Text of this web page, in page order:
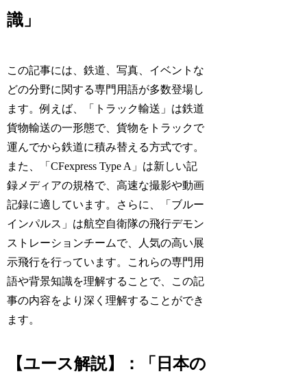
識」
この記事には、鉄道、写真、イベントな
どの分野に関する専門用語が多数登場し
ます。例えば、「トラック輸送」は鉄道
貨物輸送の一形態で、貨物をトラックで
運んでから鉄道に積み替える方式です。
また、「CFexpress Type A」は新しい記
録メディアの規格で、高速な撮影や動画
記録に適しています。さらに、「ブルー
インパルス」は航空自衛隊の飛行デモン
ストレーションチームで、人気の高い展
示飛行を行っています。これらの専門用
語や背景知識を理解することで、この記
事の内容をより深く理解することができ
ます。
【ユース解説】：「日本の